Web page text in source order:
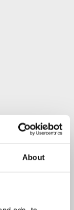
About